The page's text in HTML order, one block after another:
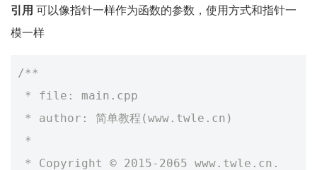
引用 可以像指针一样作为函数的参数，使用方式和指针一
模一样
/**
* file: main.cpp
* author: 简单教程(www.twle.cn)
*